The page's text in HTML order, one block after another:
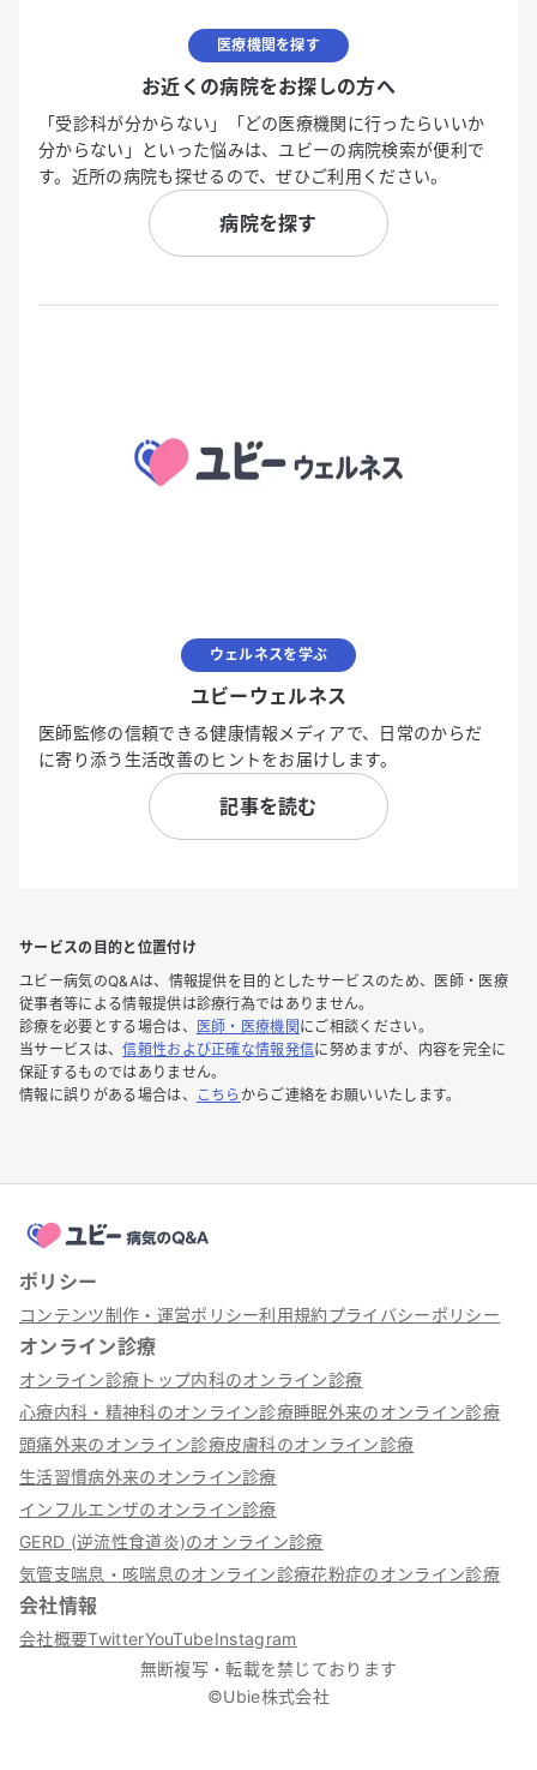
医療機関を探す
お近くの病院をお探しの方へ
「受診科が分からない」「どの医療機関に行ったらいいか
分からない」といった悩みは、ユビーの病院検索が便利で
す。近所の病院も探せるので、ぜひご利用ください。
病院を探す
ウェルネスを学ぶ
ユビーウェルネス
医師監修の信頼できる健康情報メディアで、日常のからだ
に寄り添う生活改善のヒントをお届けします。
記事を読む
サービスの目的と位置付け
ユビー病気のQ&Aは、情報提供を目的としたサービスのため、医師・医療
従事者等による情報提供は診療行為ではありません。
診療を必要とする場合は、
医師・医療機関 にご相談ください。
当サービスは、信頼性および正確な情報発信に努めますが、内容を完全に
保証するものではありません。
情報に誤りがある場合は、
こちら からご連絡をお願いいたします。
ポリシー
コンテンツ制作・運営ポリシー利用規約プライバシーポリシー
オンライン診療
オンライン診療トップ内科のオンライン診療
心療内科・精神科のオンライン診療睡眠外来のオンライン診療
頭痛外来のオンライン診療皮膚科のオンライン診療
生活習慣病外来のオンライン診療
インフルエンザのオンライン診療
GERD (逆流性食道炎)のオンライン診療
気管支喘息・咳喘息のオンライン診療花粉症のオンライン診療
会社情報
会社概要TwitterYouTubeInstagram
無断複写・転載を禁じております
©Ubie株式会社